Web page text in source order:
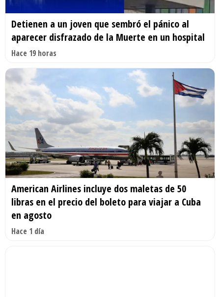
Detienen a un joven que sembró el pánico al
aparecer disfrazado de la Muerte en un hospital
Hace 19 horas
American Airlines incluye dos maletas de 50
libras en el precio del boleto para viajar a Cuba
en agosto
Hace 1 día